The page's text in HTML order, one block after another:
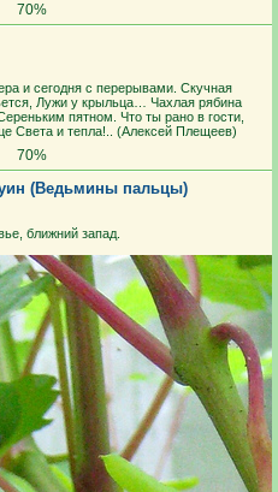
70%
и сегодня с перерывами. Скучная
Лужи у крыльца… Чахлая рябина
пятном. Что ты рано в гости,
Света и тепла!.. (Алексей Плещеев)
70%
(Ведьмины пальцы)
ближний запад.